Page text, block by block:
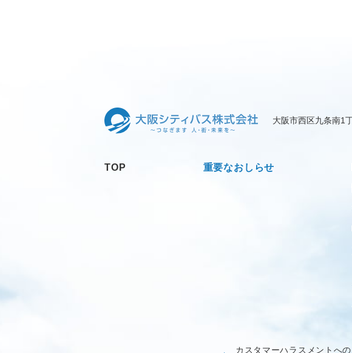
大阪市西区九条南1
TOP 重要なおしらせ
カスタマーハラスメントへの